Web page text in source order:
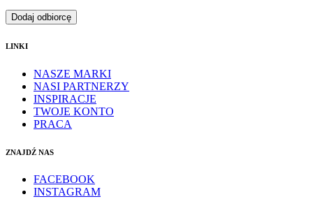
Dodaj odbiorcę
LINKI
NASZE MARKI
NASI PARTNERZY
INSPIRACJE
TWOJE KONTO
PRACA
ZNAJDŹ NAS
FACEBOOK
INSTAGRAM